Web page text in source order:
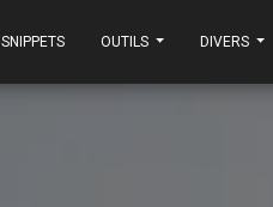
SNIPPETS OUTILS DIVERS